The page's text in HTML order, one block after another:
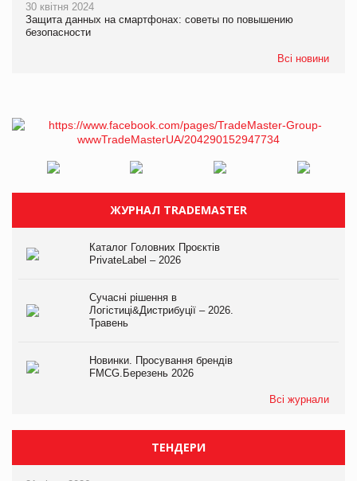
30 квітня 2024
Защита данных на смартфонах: советы по повышению
безопасности
Всі новини
ЖУРНАЛ TRADEMASTER
Каталог Головних Проєктів
PrivateLabel – 2026
Сучасні рішення в
Логістиці&Дистрибуції – 2026.
Травень
Новинки. Просування брендів
FMCG.Березень 2026
Всі журнали
ТЕНДЕРИ